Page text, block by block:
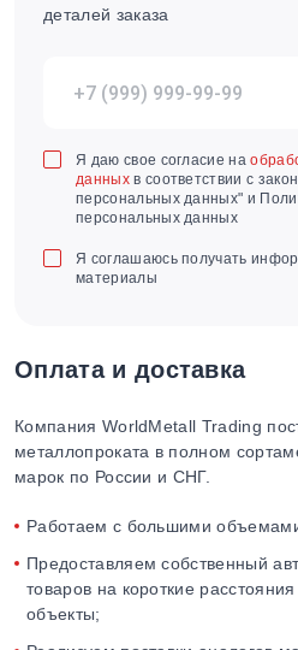
деталей заказа
Я даю свое согласие на
данныхв соответствии с
персональных данных" и
персональных данных
Я соглашаюсь получать
материалы
Оплата и доставка
Компания WorldMetall Trading
металлопроката в полном
марок по России и СНГ.
Работаем с большими
Предоставляем собственный
товаров на короткие
объекты;